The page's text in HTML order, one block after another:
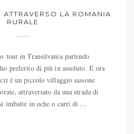
LA ROMANIA
RURALE
tour in Transilvania partendo
preferito di più in assoluto. E ora
è un piccolo villaggio sassone
attraversato da una strada di
imbatte in oche o carri di ...